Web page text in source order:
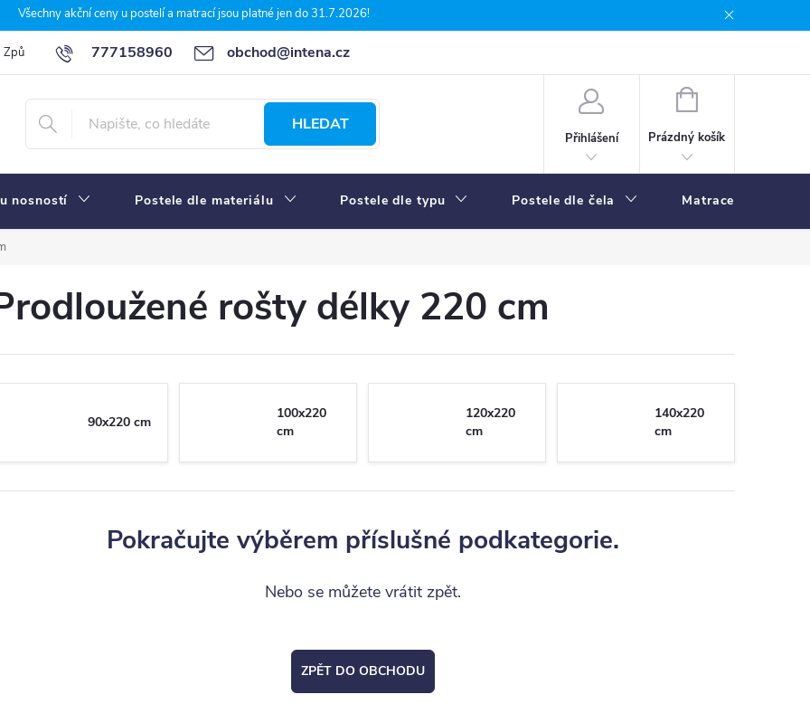
Všechny akční ceny u postelí a matrací jsou platné jen do 31.7.2026!
777158960 obchod@intena.cz
Způsoby a ceny dopravy 7 důvodů, proč nakupit u Intena nábytek
HLEDAT
Přihlášení
NÁKUPNÍ
Prázdný košík
nosností Postele dle materiálu Postele dle typu Postele dle čela Matrace
rošty délky 220 cm
90x220 cm
100x220
cm
120x220
cm
140x220
cm
Pokračujte výběrem příslušné podkategorie.
Nebo se můžete vrátit zpět.
ZPĚT DO OBCHODU